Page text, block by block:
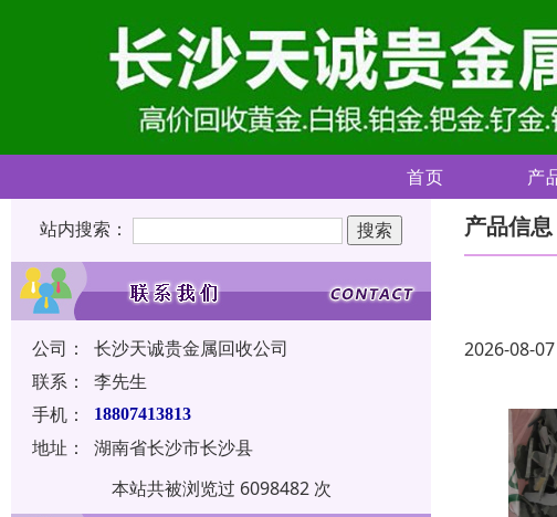
首页 产
站内搜索：
公司：
长沙天诚贵金属回收公司
联系：
李先生
手机：
18807413813
地址：
湖南省长沙市长沙县
本站共被浏览过 6098482 次
产品信息
2026-08-